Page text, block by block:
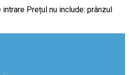
Prețul nu include: prânzul